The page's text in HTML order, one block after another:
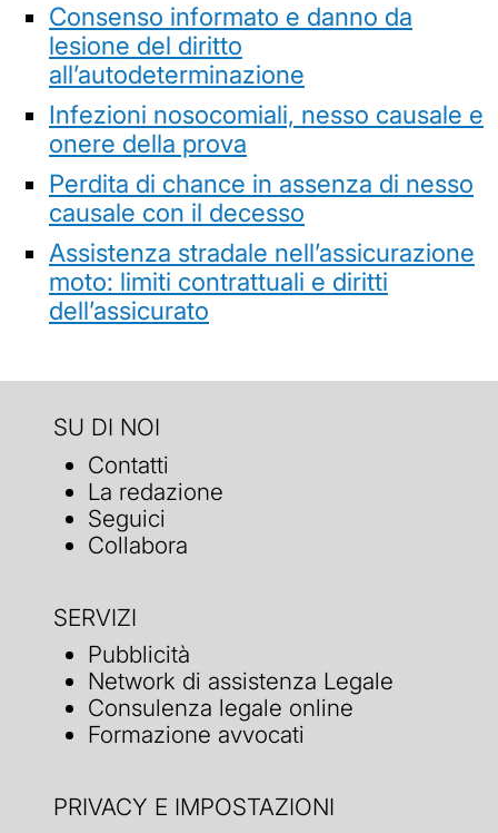
Consenso informato e danno da
lesione del diritto
all’autodeterminazione
Infezioni nosocomiali, nesso causale e
onere della prova
Perdita di chance in assenza di nesso
causale con il decesso
Assistenza stradale nell’assicurazione
moto: limiti contrattuali e diritti
dell’assicurato
SU DI NOI
Contatti
La redazione
Seguici
Collabora
SERVIZI
Pubblicità
Network di assistenza Legale
Consulenza legale online
Formazione avvocati
PRIVACY E IMPOSTAZIONI